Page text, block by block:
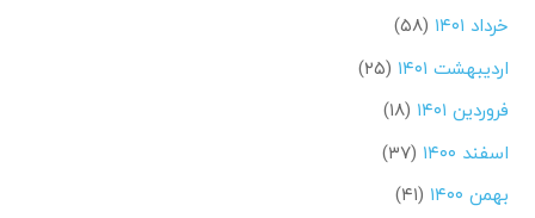
خرداد ۱۴۰۱
(۵۸)
اردیبهشت ۱۴۰۱
(۲۵)
فروردین ۱۴۰۱
(۱۸)
اسفند ۱۴۰۰
(۳۷)
بهمن ۱۴۰۰
(۴۱)